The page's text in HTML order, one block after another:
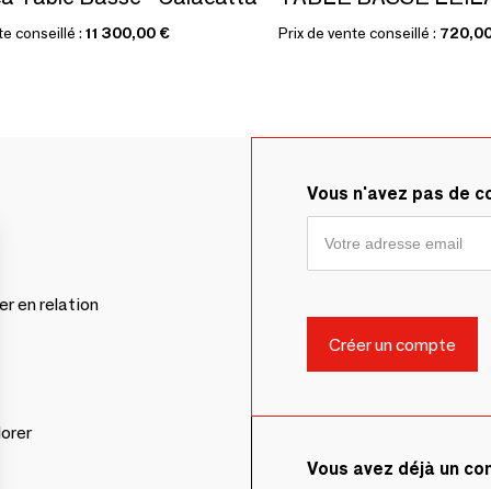
conseillé : 11 300,00 € Prix de vente conseillé :
en relation
Vous n'avez pas de
Vous avez déjà un